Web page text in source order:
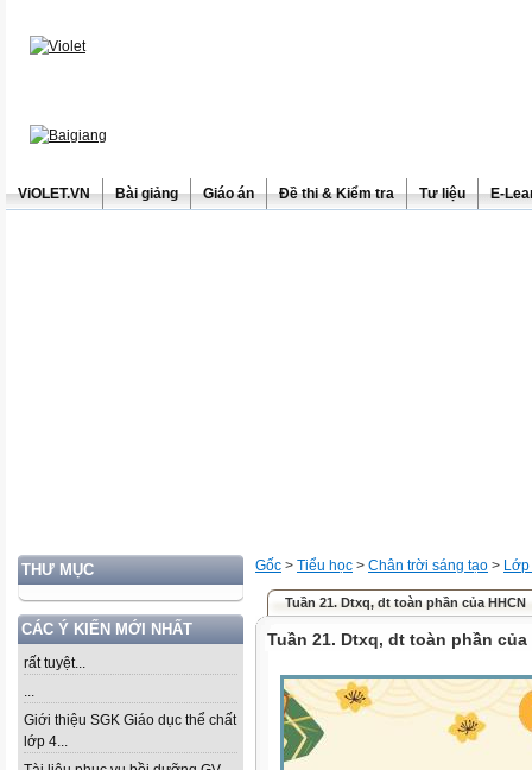
ViOLET.VN Bài giảng Giáo án Đề thi & Kiểm tra Tư liệu E-
THƯ MỤC
CÁC Ý KIẾN MỚI NHẤT
rất tuyệt...
...
Giới thiệu SGK Giáo dục thể chất
lớp 4...
Gốc > Tiểu học > Chân trời sáng tạo >
Tuần 21. Dtxq, dt toàn phần của HHCN
Tuần 21. Dtxq, dt toàn phần của